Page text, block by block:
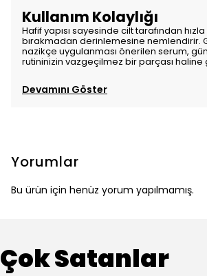
Kullanım Kolaylığı
Hafif yapısı sayesinde cilt tarafından
bırakmadan derinlemesine nemlendirir.
nazikçe uygulanması önerilen serum,
rutininizin vazgeçilmez bir parçası haline
Devamını Göster
Yorumlar
Bu ürün için henüz yorum yapılmamış.
Çok Satanlar